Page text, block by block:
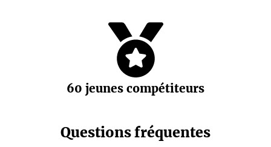
60 jeunes compétiteurs
Questions fréquentes